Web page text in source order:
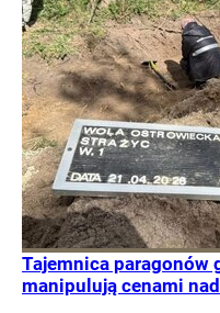
Tajemnica paragonów
manipulują cenami